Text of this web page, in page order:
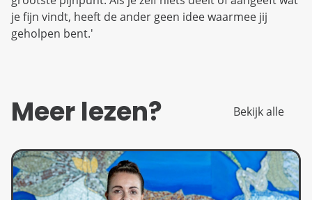
je fijn vindt, heeft de ander geen idee waarmee jij
geholpen bent.'
Meer lezen? Bekijk alle